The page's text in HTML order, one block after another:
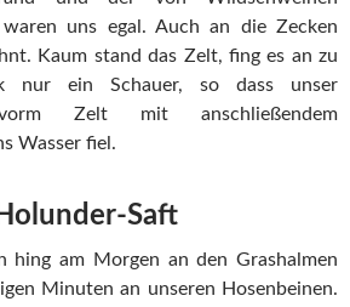
uns egal. Auch an die Zecken
Kaum stand das Zelt, fing es an zu
nur ein Schauer, so dass unser
vorm Zelt mit anschließendem
Wasser fiel.
Saft
hing am Morgen an den Grashalmen
Minuten an unseren Hosenbeinen.